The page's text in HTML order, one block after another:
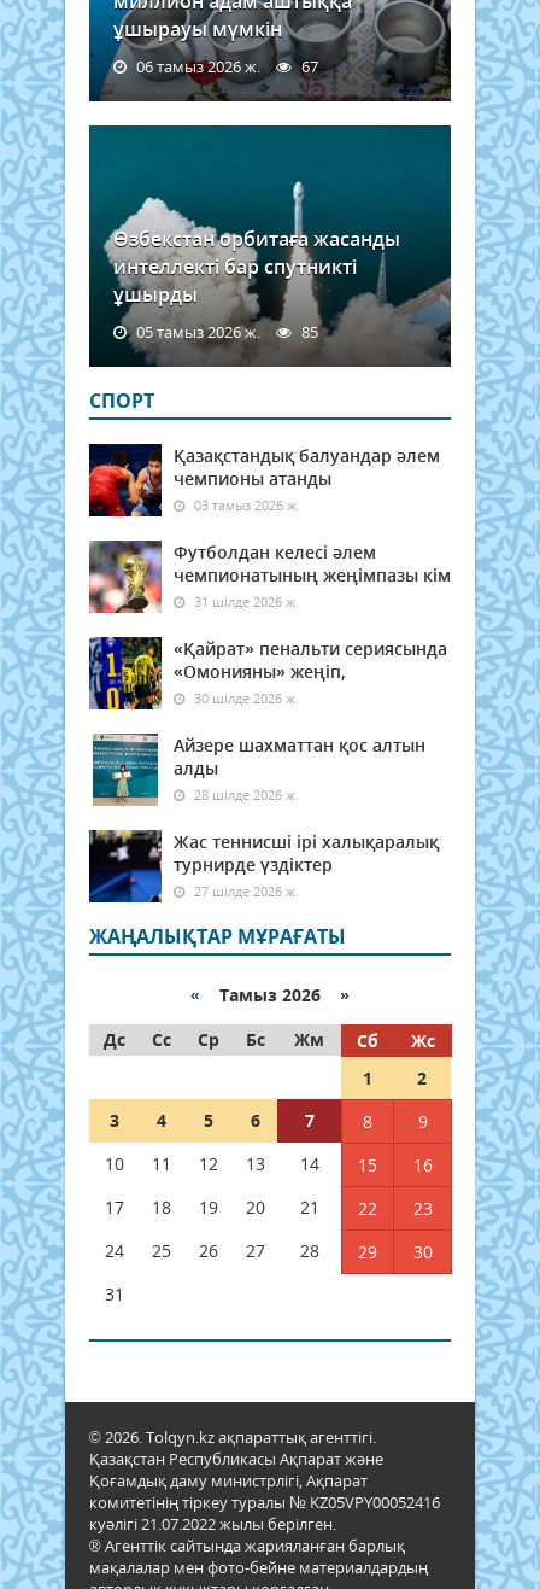
ұшырауы мүмкін
06 тамыз 2026 ж. 67
Өзбекстан орбитаға жасанды
интеллекті бар спутникті
ұшырды
05 тамыз 2026 ж. 85
СПОРТ
Қазақстандық балуандар әлем
чемпионы атанды
03 тамыз 2026 ж.
Футболдан келесі әлем
чемпионатының жеңімпазы кім
31 шілде 2026 ж.
«Қайрат» пенальти сериясында
«Омонияны» жеңіп,
30 шілде 2026 ж.
Айзере шахматтан қос алтын
алды
28 шілде 2026 ж.
Жас теннисші ірі халықаралық
турнирде үздіктер
27 шілде 2026 ж.
ЖАҢАЛЫҚТАР МҰРАҒАТЫ
« Тамыз 2026 »
Дс
Сс Ср Бс Жм Сб
Жс
1
2
3
4 5 6 7 8
9
10
11 12 13 14 15
16
17
18 19 20 21 22
23
24
25 26 27 28 29
30
31
© 2026. Tolqyn.kz ақпараттық агенттігі.
Қазақстан Республикасы Ақпарат және
Қоғамдық даму министрлігі, Ақпарат
комитетінің тіркеу туралы № KZ05VPY00052416
куәлігі 21.07.2022 жылы берілген.
® Агенттік сайтында жарияланған барлық
мақалалар мен фото-бейне материалдардың